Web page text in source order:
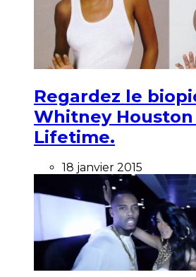
Regardez le
Whitney
Lifetime.
18 janvier 2015